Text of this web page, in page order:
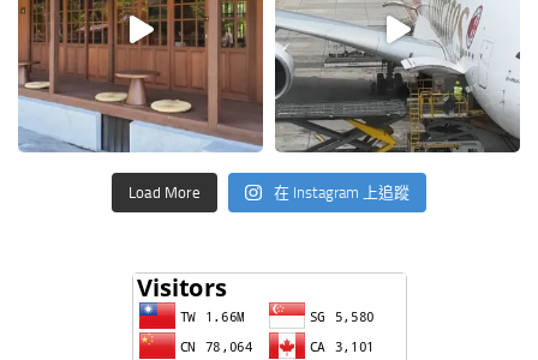
Load More 在 Instagram 上追蹤